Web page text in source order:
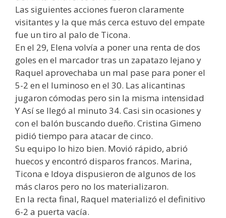
Las siguientes acciones fueron claramente
visitantes y la que más cerca estuvo del empate
fue un tiro al palo de Ticona.
En el 29, Elena volvía a poner una renta de dos
goles en el marcador tras un zapatazo lejano y
Raquel aprovechaba un mal pase para poner el
5-2 en el luminoso en el 30. Las alicantinas
jugaron cómodas pero sin la misma intensidad
Y Así se llegó al minuto 34. Casi sin ocasiones y
con el balón buscando dueño. Cristina Gimeno
pidió tiempo para atacar de cinco.
Su equipo lo hizo bien. Movió rápido, abrió
huecos y encontró disparos francos. Marina,
Ticona e Idoya dispusieron de algunos de los
más claros pero no los materializaron.
En la recta final, Raquel materializó el definitivo
6-2 a puerta vacía.